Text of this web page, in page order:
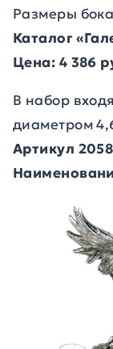
Размеры
Каталог
Цена: 4 386
В набор
диаметром
Артикул